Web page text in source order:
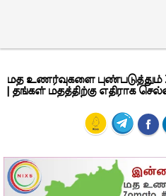
மத உணர்வுகளை புண்படுத்தும்
| தங்கள் மதத்திற்கு எதிராக